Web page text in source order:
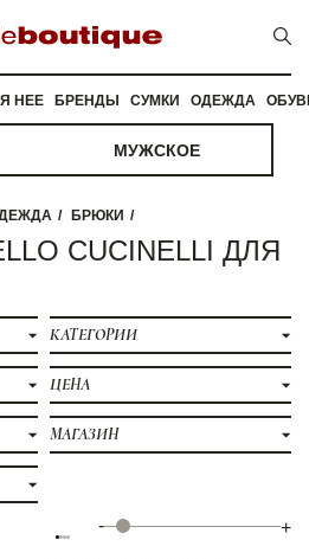
НЕЕ БРЕНДЫ СУМКИ ОДЕЖДА
МУЖСКОЕ
БРЮКИ
CUCINELLI ДЛЯ
КАТЕГОРИИ
ЦЕНА
МАГАЗИН
- +